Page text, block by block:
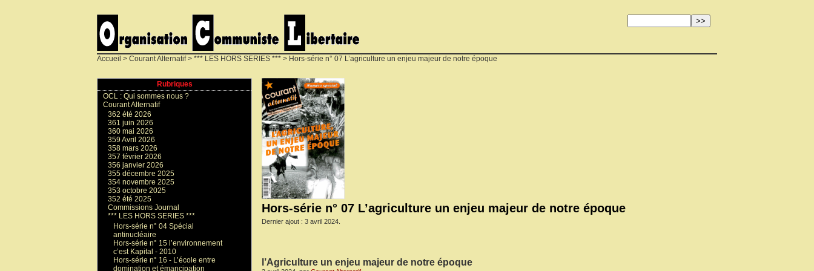
Accueil > Courant Alternatif> *** LES HORS SERIES *** > Hors-série n° 07 L’agriculture un enjeu majeur de notre époque
Hors-série n° 07 L’agriculture un enjeu majeur de notre époque
Dernier ajout : 3 avril 2024.
l’Agriculture un enjeu majeur de notre époque
Rubriques
OCL : Qui sommes nous ?
Courant Alternatif
362 été 2026
361 juin 2026
360 mai 2026
359 Avril 2026
358 mars 2026
357 février 2026
356 janvier 2026
355 décembre 2025
354 novembre 2025
353 octobre 2025
352 été 2025
Commissions Journal
*** LES HORS SERIES ***
Hors-série n° 04 Spécial
antinucléaire
Hors-série n° 15 l’environnement
c’est Kapital - 2010
Hors-série n° 16 - L’école entre
domination et émancipation